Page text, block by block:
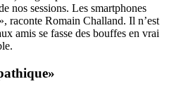
nos sessions. Les smartphones
raconte Romain Challand. Il n’est
amis se fasse des bouffes en vrai